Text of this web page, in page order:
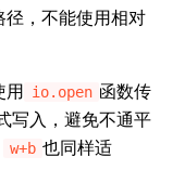
径，不能使用相对
用 io.open 函数传
写入，避免不通平
w+b 也同样适